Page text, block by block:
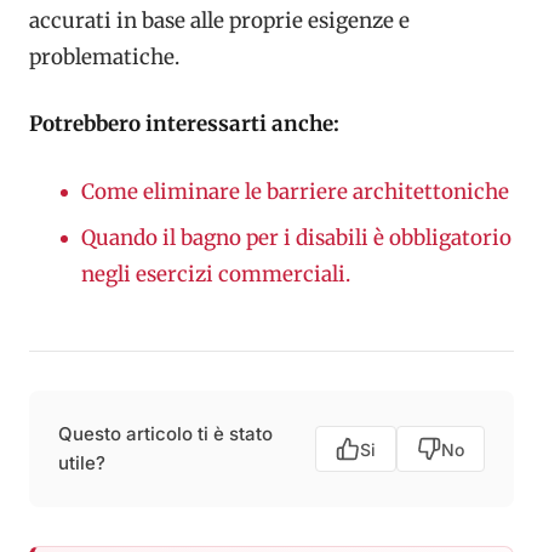
accurati in base alle proprie esigenze e
problematiche.
Potrebbero interessarti anche:
Come eliminare le barriere architettoniche
Quando il bagno per i disabili è obbligatorio
negli esercizi commerciali.
Questo articolo ti è stato
utile?
Si No